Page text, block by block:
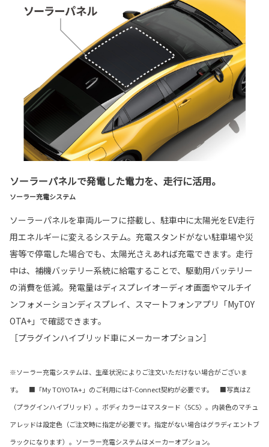
ソーラーパネルで発電した電力を、走行に活用。
ソーラー充電システム
ソーラーパネルを車両ルーフに搭載し、駐車中に太陽光をEV走行
用エネルギーに変えるシステム。充電スタンドがない駐車場や災
害等で停電した場合でも、太陽光さえあれば充電できます。走行
中は、補機バッテリー系統に給電することで、駆動用バッテリー
の消費を低減。発電量はディスプレイオーディオ画面やマルチイ
ンフォメーションディスプレイ、スマートフォンアプリ「MyTOY
OTA+」で確認できます。
［プラグインハイブリッド車にメーカーオプション］
※ソーラー充電システムは、生産状況によりご注文いただけない場合がございま
す。 ■「My TOYOTA+」のご利用にはT-Connect契約が必要です。 ■写真はZ
（プラグインハイブリッド）。ボディカラーはマスタード〈5C5〉。内装色のマチュ
アレッドは設定色（ご注文時に指定が必要です。指定がない場合はグラディエントブ
ラックになります）。ソーラー充電システムはメーカーオプション。